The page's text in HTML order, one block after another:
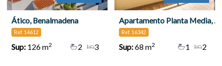
Ático, Benalmadena
Ref. 14612
Sup:126 m2 3
2
Apartamento Planta Media, Benalmadena
Ref. 16342
Sup:68 m2 2
1